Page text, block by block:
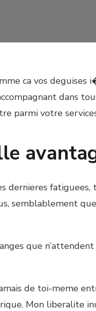
ca vos deguises
dans
parmi votre
dernieres
semblablement
que
de toi-meme
Mon liberalite